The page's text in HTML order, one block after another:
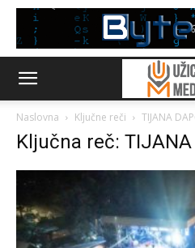
Naslovna Ključne reči TIJANA
Ključna reč: TIJANA